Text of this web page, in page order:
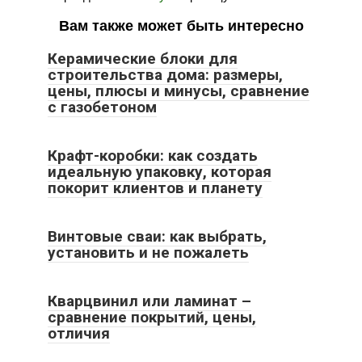
Вам также может быть интересно
Керамические блоки для
строительства дома: размеры,
цены, плюсы и минусы, сравнение
с газобетоном
Крафт-коробки: как создать
идеальную упаковку, которая
покорит клиентов и планету
Винтовые сваи: как выбрать,
установить и не пожалеть
Кварцвинил или ламинат –
сравнение покрытий, цены,
отличия